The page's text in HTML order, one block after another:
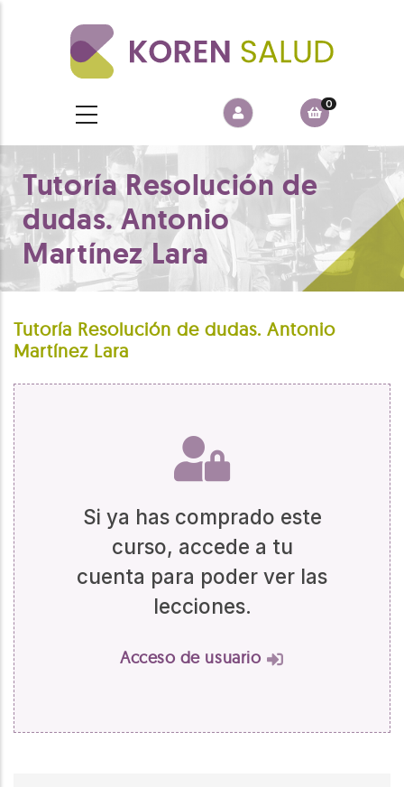
0
Tutoría Resolución de
dudas. Antonio
Martínez Lara
Tutoría Resolución de dudas. Antonio
Martínez Lara
Si ya has comprado este
curso, accede a tu
cuenta para poder ver las
lecciones.
Acceso de usuario